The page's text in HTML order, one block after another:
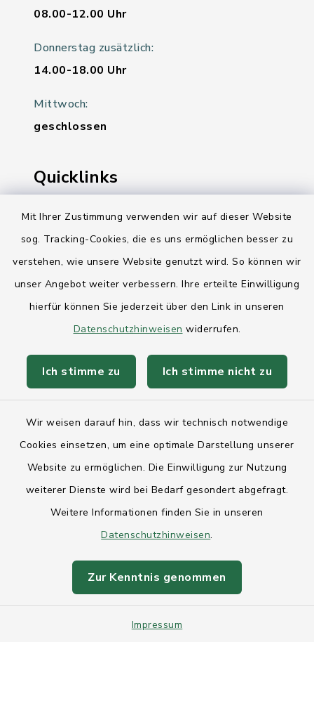
Mit Ihrer Zustimmung verwenden wir auf dieser Website
sog. Tracking-Cookies, die es uns ermöglichen besser zu
verstehen, wie unsere Website genutzt wird. So können wir
unser Angebot weiter verbessern. Ihre erteilte Einwilligung
hierfür können Sie jederzeit über den Link in unseren
Datenschutzhinweisen widerrufen.
Ich stimme zu Ich stimme nicht zu
Wir weisen darauf hin, dass wir technisch notwendige
Cookies einsetzen, um eine optimale Darstellung unserer
Website zu ermöglichen. Die Einwilligung zur Nutzung
weiterer Dienste wird bei Bedarf gesondert abgefragt.
Weitere Informationen finden Sie in unseren
Datenschutzhinweisen.
Zur Kenntnis genommen
Impressum
08.00-12.00 Uhr
Donnerstag zusätzlich:
14.00-18.00 Uhr
Mittwoch:
geschlossen
Quicklinks
Ihre Behördennummer 115
Landesregierung Schleswig-Holstein
AktivRegion Mittelholstein
Anfahrt
Datenschutz
Sitemap
Intranet